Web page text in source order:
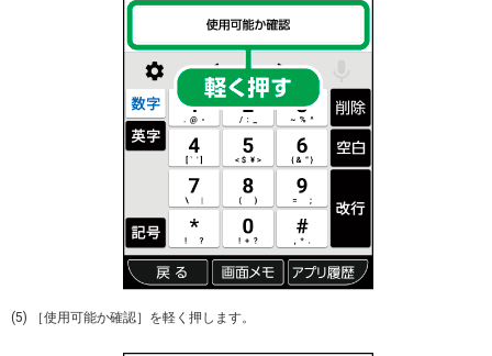
(5) ［使用可能か確認］を軽く押します。